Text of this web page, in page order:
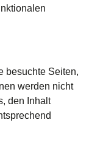
besuchte Seiten,
werden nicht
den Inhalt